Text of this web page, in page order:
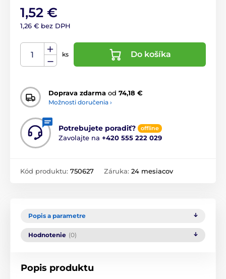
1,52 €
1,26 € bez DPH
ks Do košíka
Doprava zdarma od 74,18 €
Možnosti doručenia ›
Potrebujete poradiť? offline
Zavolajte na +420 555 222 029
Kód produktu: 750627 Záruka: 24 mesiacov
Popis a parametre
Hodnotenie (0)
Popis produktu